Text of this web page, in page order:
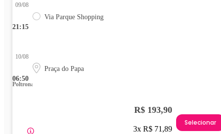
21:15
09/08
Via Parque Shopping
06:50
10/08
Praça do Papa
Poltrona
R$ 193,90
3x R$ 71,89
Selecionar